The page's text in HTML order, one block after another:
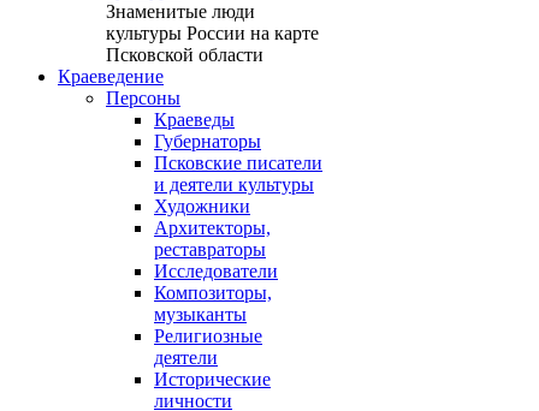
Знаменитые люди
культуры России на карте
Псковской области
Краеведение
Персоны
Краеведы
Губернаторы
Псковские писатели
и деятели культуры
Художники
Архитекторы,
реставраторы
Исследователи
Композиторы,
музыканты
Религиозные
деятели
Исторические
личности